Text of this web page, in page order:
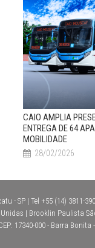
CAIO AMPLIA
ENTREGA DE 64
MOBILIDADE
28/02/2026
- SP | Tel +55 (14) 3811-
| Brooklin Paulista
17340-000 - Barra Bonita